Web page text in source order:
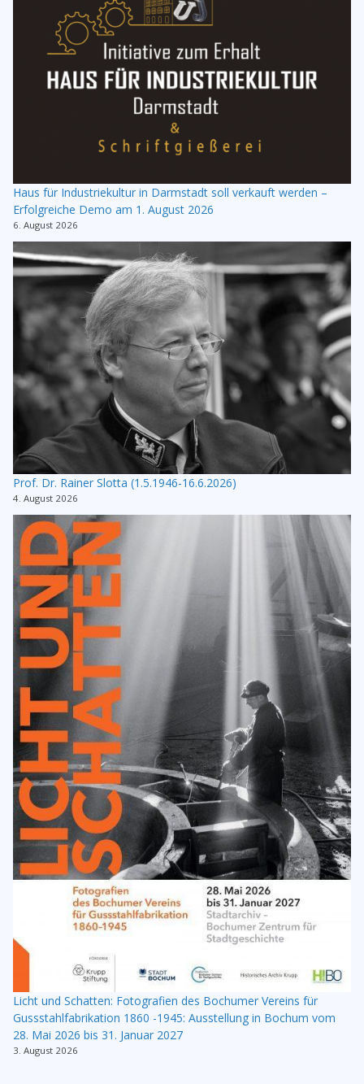
Haus für Industriekultur in Darmstadt soll verkauft werden –
Erfolgreiche Demo am 1. August 2026
6. August 2026
Prof. Dr. Rainer Slotta (1.5.1946-16.6.2026)
4. August 2026
Licht und Schatten: Fotografien des Bochumer Vereins für
Gussstahlfabrikation 1860 -1945: Ausstellung in Bochum vom
28. Mai 2026 bis 31. Januar 2027
3. August 2026